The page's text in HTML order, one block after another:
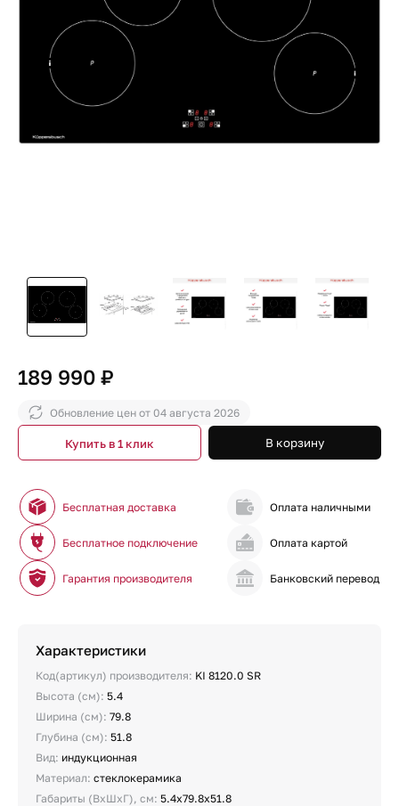
189 990 ₽
Обновление цен от 04 августа 2026
В корзину
Купить в 1 клик
Бесплатная доставка
Бесплатное подключение
Гарантия производителя
Оплата наличными
Оплата картой
Банковский перевод
Характеристики
Код(артикул) производителя: KI 8120.0 SR
Высота (см): 5.4
Ширина (см): 79.8
Глубина (см): 51.8
Вид: индукционная
Материал: стеклокерамика
Габариты (ВхШхГ), см: 5.4х79.8х51.8